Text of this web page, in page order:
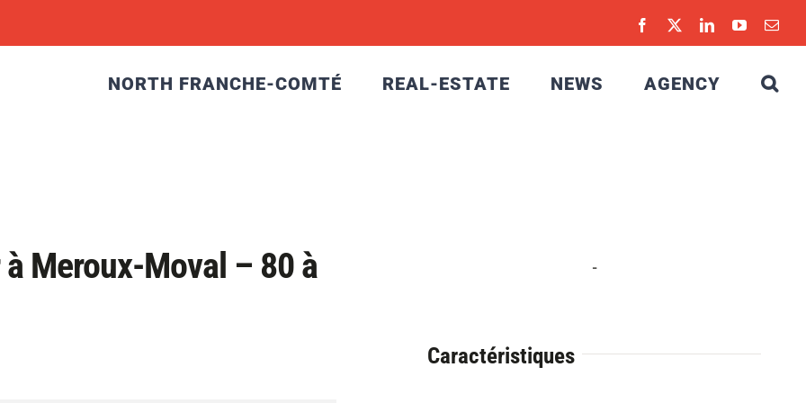
Facebook LinkedInYouTube
NORTH FRANCHE-COMTÉ REAL-ESTATE NEWS AGENCY
Meroux-Moval – 80 à
-
Caractéristiques